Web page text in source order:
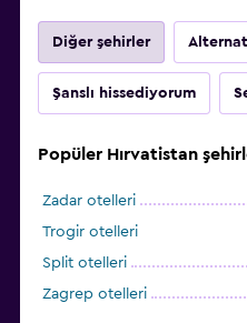
Diğer şehirler
Şanslı hissediyorum
Popüler Hırvatistan
Zadar otelleri
Trogir otelleri
Split otelleri
Zagrep otelleri